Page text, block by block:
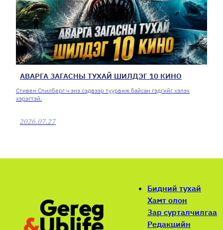
АВАРГА ЗАГАСНЫ ТУХАЙ ШИЛДЭГ 10 КИНО
Стивен Спилберг ч энэ сэдвээр туурвиж байсан гэдгийг хэлэх
хэрэгтэй.
2026.07.27
Бидний тухай
Хамт олон
Зар сурталчилгаа
Редакцийн